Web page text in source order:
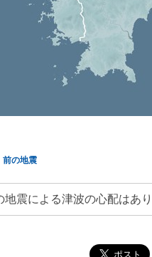
前の地震
地震による津波の心配はあり